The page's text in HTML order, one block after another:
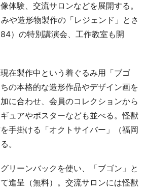
体験、交流サロンなどを展開する。
や造形物製作の「レジェンド」とさ
）の特別講演会、工作教室も開
在製作中という着ぐるみ用「ブゴ
の本格的な造形作品やデザイン画を
に合わせ、会員のコレクションから
ュアやポスターなども並べる。怪獣
手掛ける「オクトサイバー」（福岡
。
リーンバックを使い、「ブゴン」と
進呈（無料）。交流サロンには怪獣